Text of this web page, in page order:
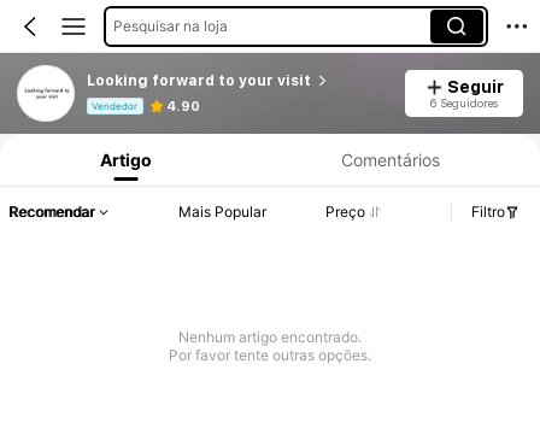
Pesquisar na loja
Looking forward to your visit
Vendedor 4.90
Seguir
6 Seguidores
Informações do Produto: Divulgação de Preço, Vendas e Detalhes de Stock.
Artigo Comentários
Recomendar Mais Popular Preço Filtro
Nenhum artigo encontrado.
Por favor tente outras opções.